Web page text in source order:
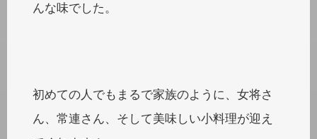
んな味でした。
初めての人でもまるで家族のように、女将さ
ん、常連さん、そして美味しい小料理が迎え